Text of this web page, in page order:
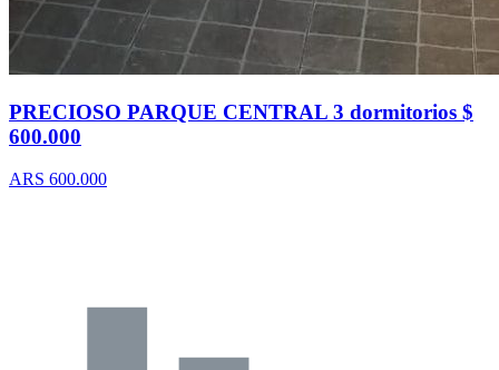
PRECIOSO PARQUE CENTRAL 3 dormitorios $
600.000
ARS 600.000